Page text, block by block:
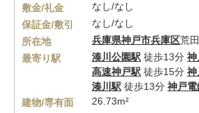
敷金/礼金
なし/なし
保証金/敷引
なし/なし
所在地
兵庫県神戸市兵庫区荒
最寄り駅
湊川公園駅 徒歩13分 神
高速神戸駅 徒歩15分 神
湊川駅 徒歩13分 神戸
建物/専有面
26.73m²